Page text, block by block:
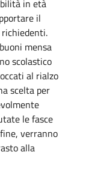
in età
il
mensa
scolastico
al rialzo
scelta per
le fasce
verranno
alla